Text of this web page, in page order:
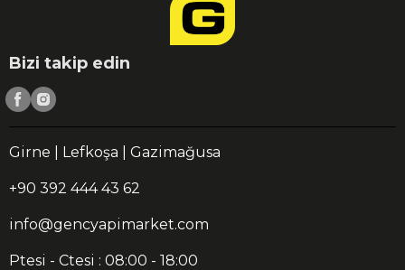
Bizi takip edin
Girne | Lefkoşa | Gazimağusa
+90 392 444 43 62
info@gencyapimarket.com
Ptesi - Ctesi : 08:00 - 18:00